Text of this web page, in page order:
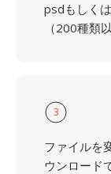
psdもしく
（200種類
3
ファイルを
ウンロード